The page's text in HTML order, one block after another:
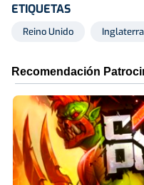
ETIQUETAS
Reino Unido Inglaterra